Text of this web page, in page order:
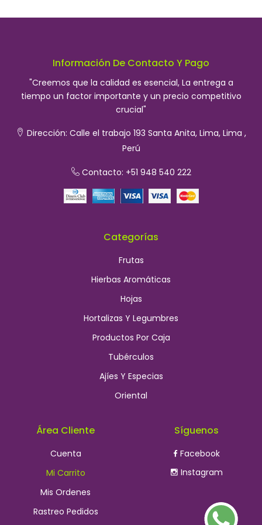
Información De Contacto Y Pago
"Creemos que la calidad es esencial, La entrega a
tiempo un factor importante y un precio competitivo
crucial"
Dirección: Calle el trabajo 193 Santa Anita, Lima, Lima ,
Perú
Contacto: +51 948 540 222
Categorías
Frutas
Hierbas Aromáticas
Hojas
Hortalizas Y Legumbres
Productos Por Caja
Tubérculos
Ajíes Y Especias
Oriental
Área Cliente
Cuenta
Mi Carrito
Mis Ordenes
Rastreo Pedidos
Síguenos
Facebook
Instagram